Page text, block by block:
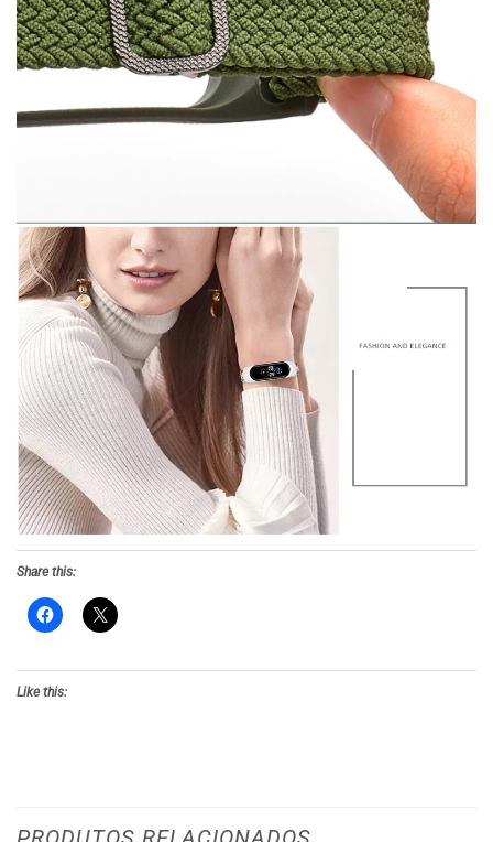
Share this:
Like this: